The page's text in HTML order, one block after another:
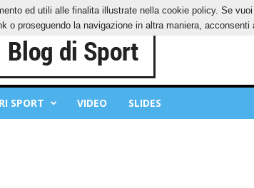
SPORT VIDEO SLIDES
ed utili alle finalita illustrate nella cookie policy. Se
o proseguendo la navigazione in altra maniera,